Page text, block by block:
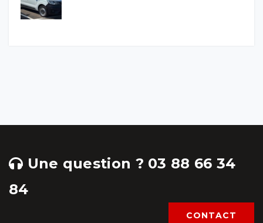
Une question ? 03 88 66 34
84
CONTACT